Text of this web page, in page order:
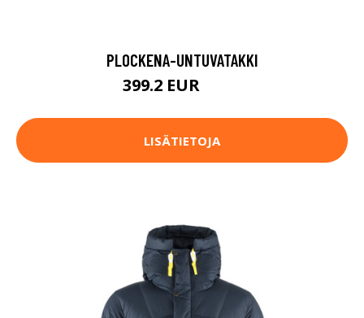
PLOCKENA-UNTUVATAKKI
399.2 EUR
LISÄTIETOJA